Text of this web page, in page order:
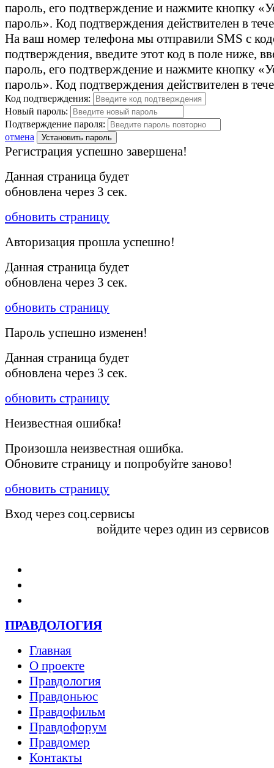
пароль, его подтверждение и нажмите кнопку
пароль». Код подтверждения действителен в
На ваш номер телефона мы отправили SMS с
подтверждения, введите этот код в поле ниже,
пароль, его подтверждение и нажмите кнопку
пароль». Код подтверждения действителен в
Код подтверждения:
Новый пароль:
Подтверждение пароля:
отмена
Установить пароль
Регистрация успешно завершена!
Данная страница будет
обновлена через 3 сек.
обновить страницу
Авторизация прошла успешно!
Данная страница будет
обновлена через 3 сек.
обновить страницу
Пароль успешно изменен!
Данная страница будет
обновлена через 3 сек.
обновить страницу
Неизвестная ошибка!
Произошла неизвестная ошибка.
Обновите страницу и попробуйте заново!
обновить страницу
Вход через соц.сервисы
войдите через один из сервисов
ПРАВДОЛОГИЯ
Главная
О проекте
Правдология
Правдоньюс
Правдофильм
Правдофорум
Правдомер
Контакты